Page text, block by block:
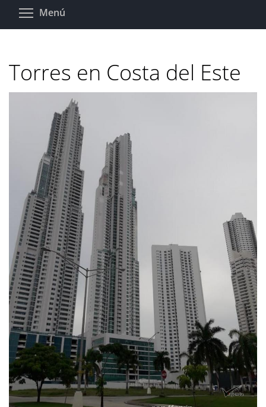
Pasar
Menú
Torres en Costa del Este